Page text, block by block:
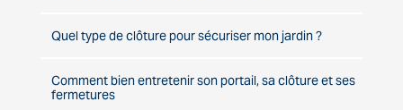
Quel type de clôture pour sécuriser mon jardin ?
Comment bien entretenir son portail, sa clôture et ses
fermetures